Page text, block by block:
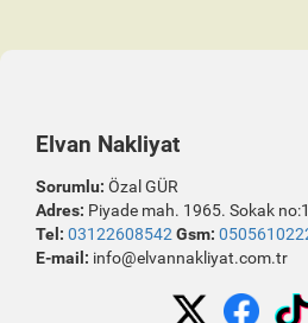
Elvan Nakliyat
Sorumlu: Özal GÜR
Adres: Piyade mah. 1965. Sokak
Tel: 03122608542 Gsm:
E-mail: info@elvannakliyat.com.tr